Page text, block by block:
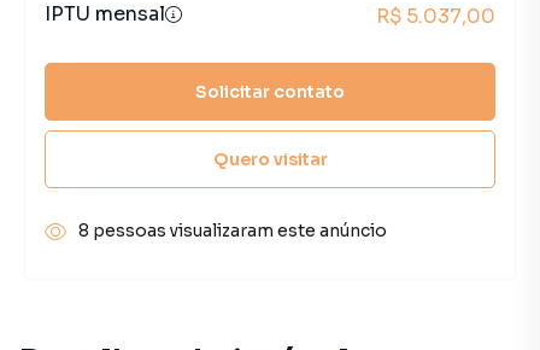
IPTU mensal R$ 5.037,00
Solicitar contato
Quero visitar
8 pessoas visualizaram este anúncio